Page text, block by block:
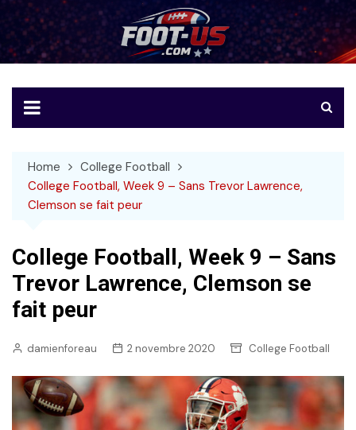
to
content
Foot-US
Le football américain en français
Home
College Football
College Football, Week 9 – Sans Trevor Lawrence,
Clemson se fait peur
College Football, Week 9 – Sans
Trevor Lawrence, Clemson se
fait peur
damienforeau 2 novembre 2020 College Football